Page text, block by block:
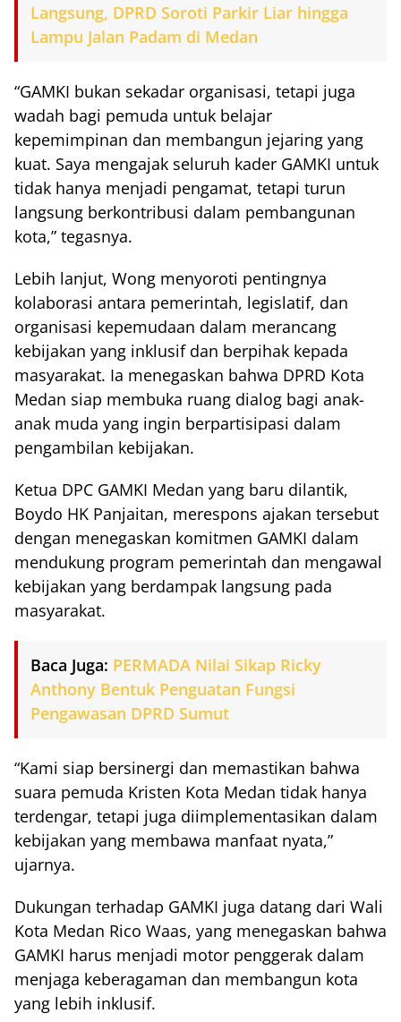
Langsung, DPRD Soroti Parkir Liar hingga
Lampu Jalan Padam di Medan
“GAMKI bukan sekadar organisasi, tetapi juga
wadah bagi pemuda untuk belajar
kepemimpinan dan membangun jejaring yang
kuat. Saya mengajak seluruh kader GAMKI untuk
tidak hanya menjadi pengamat, tetapi turun
langsung berkontribusi dalam pembangunan
kota,” tegasnya.
Lebih lanjut, Wong menyoroti pentingnya
kolaborasi antara pemerintah, legislatif, dan
organisasi kepemudaan dalam merancang
kebijakan yang inklusif dan berpihak kepada
masyarakat. Ia menegaskan bahwa DPRD Kota
Medan siap membuka ruang dialog bagi anak-
anak muda yang ingin berpartisipasi dalam
pengambilan kebijakan.
Ketua DPC GAMKI Medan yang baru dilantik,
Boydo HK Panjaitan, merespons ajakan tersebut
dengan menegaskan komitmen GAMKI dalam
mendukung program pemerintah dan mengawal
kebijakan yang berdampak langsung pada
masyarakat.
Baca Juga: PERMADA Nilai Sikap Ricky
Anthony Bentuk Penguatan Fungsi
Pengawasan DPRD Sumut
“Kami siap bersinergi dan memastikan bahwa
suara pemuda Kristen Kota Medan tidak hanya
terdengar, tetapi juga diimplementasikan dalam
kebijakan yang membawa manfaat nyata,”
ujarnya.
Dukungan terhadap GAMKI juga datang dari Wali
Kota Medan Rico Waas, yang menegaskan bahwa
GAMKI harus menjadi motor penggerak dalam
menjaga keberagaman dan membangun kota
yang lebih inklusif.